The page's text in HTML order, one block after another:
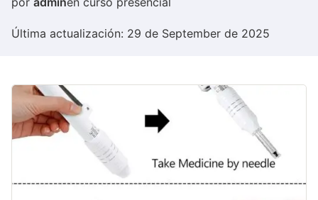
Última actualización: 29 de September de 2025